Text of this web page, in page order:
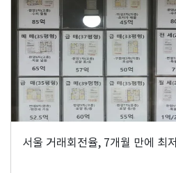
서울 거래회전율, 7개월 만에 최저